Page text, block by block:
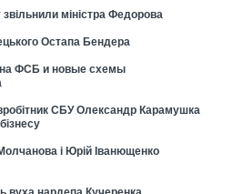
міністра Федорова
Остапа Бендера
на ФСБ и новые схемы
СБУ Олександр Карамушка
і Юрій Іванющенко